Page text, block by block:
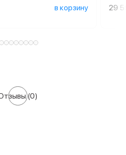
в корзину 29
(0)